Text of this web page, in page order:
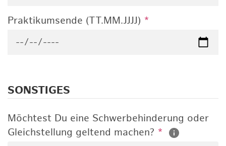
Praktikumsende (TT.MM.JJJJ) *
SONSTIGES
Möchtest Du eine Schwerbehinderung oder
Gleichstellung geltend machen? *